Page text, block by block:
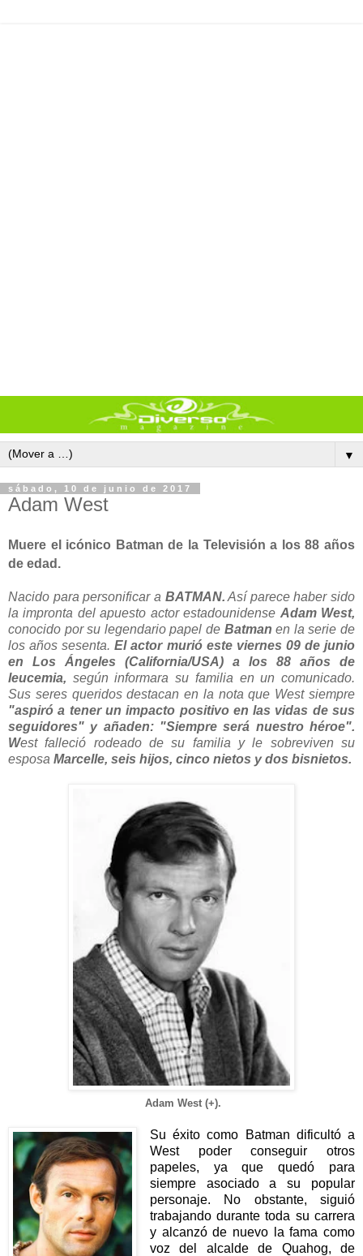
▼
sábado, 10 de junio de 2017
Adam West
Muere el icónico Batman de la Televisión a los 88 años
de edad.
Nacido para personificar a BATMAN. Así parece haber sido
la impronta del apuesto actor estadounidense Adam West,
conocido por su legendario papel de Batmanen la serie de
los años sesenta.El actor murió este viernes 09 de junio
en Los Ángeles (California/USA) a los 88 años de
leucemia, según informara su familia en un comunicado.
Sus seres queridos destacan en la nota que West siempre
"aspiró a tener un impacto positivo en las vidas de sus
seguidores" y añaden: "Siempre será nuestro héroe".
West falleció rodeado de su familia y le sobreviven su
esposa Marcelle, seis hijos, cinco nietos y dos bisnietos.
Adam West (+).
Su éxito como Batman dificultó a
West poder conseguir otros
papeles, ya que quedó para
siempre asociado a su popular
personaje. No obstante, siguió
trabajando durante toda su carrera
y alcanzó de nuevo la fama como
voz del alcalde de Quahog, de